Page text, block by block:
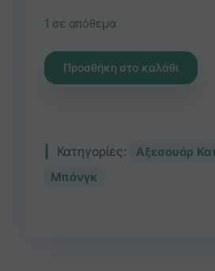
1 σε απόθεμα
Προσθήκη στο καλάθι
Κατηγορίες:
Αξεσουάρ
Μπόνγκ